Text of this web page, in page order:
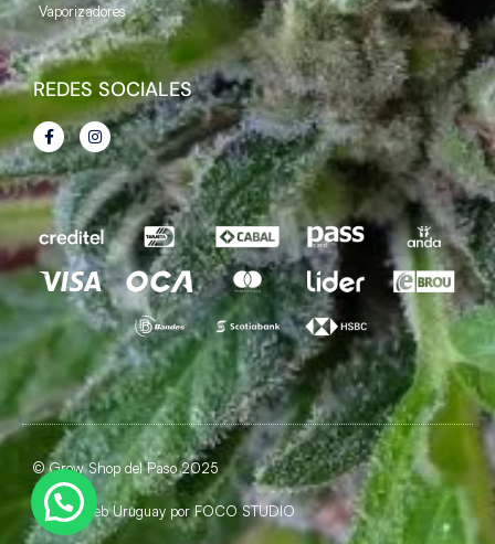
Vaporizadores
REDES SOCIALES
© Grow Shop del Paso 2025
Diseño Web Uruguay porFOCO STUDIO